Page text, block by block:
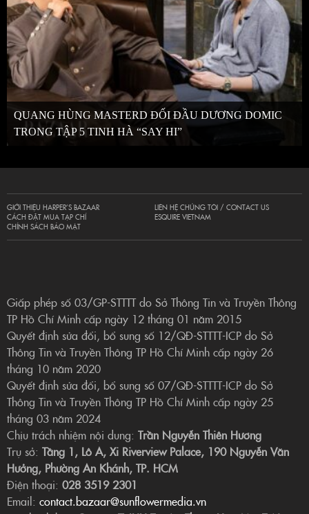
QUANG HÙNG MASTERD ĐỐI ĐẦU DƯƠNG DOMIC
TRONG TẬP 5 TINH HÀ “SAY HI”
GIỚI THIỆU HARPER’S BAZAAR
CÁCH ĐẶT MUA TẠP CHÍ
CHÍNH SÁCH BẢO MẬT
LIÊN HỆ CHÚNG TÔI / CONTACT US
ESQUIRE VIETNAM
Giấp phép số 03/GP-STTTT do Sở Thông Tin và Truyền Thông
TP Hồ Chí Minh cấp ngày 12 tháng 01 năm 2015
Quyết định sửa đổi, bổ sung số 12/QĐ-STTTT-ICP do Sở
Thông Tin và Truyền Thông TP Hồ Chí Minh cấp ngày 26
tháng 10 năm 2020
Quyết định sửa đổi, bổ sung số 07/QĐ-STTTT-ICP do Sở
Thông Tin và Truyền Thông TP Hồ Chí Minh cấp ngày 25
tháng 03 năm 2024
Chịu trách nhiệm nội dung: Trần Nguyễn Thiên Hương
Trụ sở: Tầng 1, Lô A, Xi Riverview Palace, 190 Nguyễn Văn
Hưởng, Phường An Khánh, TP. HCM
Điện thoại: 028 3519 2301
Email: contact.bazaar@sunflowermedia.vn